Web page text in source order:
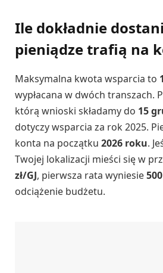
Ile dokładnie
pieniądze trafią na
Maksymalna kwota wsparcia to
wypłacana w dwóch transzach.
którą wnioski składamy do 15
dotyczy wsparcia za rok 2025.
konta na początku 2026 roku.
Twojej lokalizacji mieści się w
zł/GJ, pierwsza rata wyniesie
odciążenie budżetu.